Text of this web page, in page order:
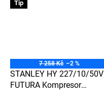
Tip
7 258 Kč –2 %
STANLEY HY 227/10/50V
FUTURA Kompresor